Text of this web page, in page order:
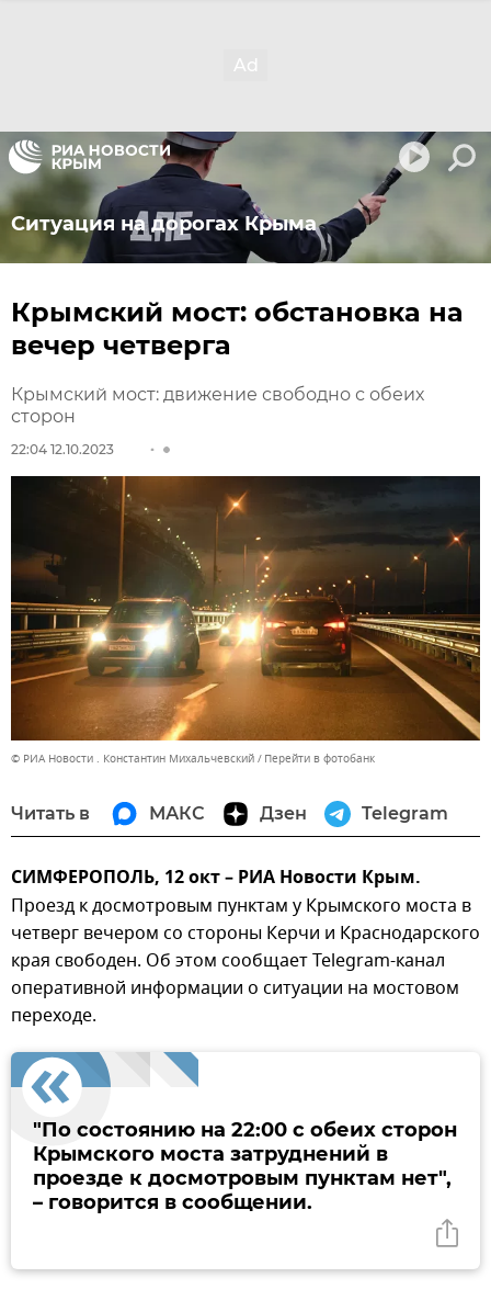
Ситуация на дорогах Крыма
Крымский мост: обстановка на
вечер четверга
Крымский мост: движение свободно с обеих
сторон
22:04 12.10.2023
© РИА Новости . Константин Михальчевский Перейти в фотобанк
Читать в МАКС Дзен Telegram
СИМФЕРОПОЛЬ, 12 окт – РИА Новости Крым.
Проезд к досмотровым пунктам у Крымского моста в
четверг вечером со стороны Керчи и Краснодарского
края свободен. Об этом сообщает Telegram-канал
оперативной информации о ситуации на мостовом
переходе.
"По состоянию на 22:00 с обеих сторон
Крымского моста затруднений в
проезде к досмотровым пунктам нет",
– говорится в сообщении.